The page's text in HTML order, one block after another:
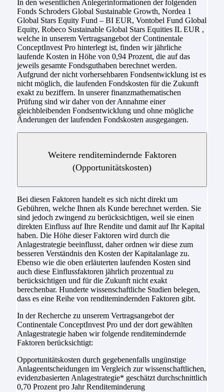
In den wesentlichen Anlegerinformationen der folgenden
Fonds Schroders Global Sustainable Growth, Nordea 1
Global Stars Equity Fund – BI EUR, Vontobel Fund Global
Equity, Robeco Sustainable Global Stars Equities IL EUR ,
welche in unserem Vertragsangebot der Continentale
ConceptInvest Pro hinterlegt ist, finden wir jährliche
laufende Kosten in Höhe von 0,94 Prozent, die auf das
jeweils gesamte Fondsguthaben berechnet werden.
Aufgrund der nicht vorhersehbaren Fondsentwicklung ist es
nicht möglich, die laufenden Fondskosten für die Zukunft
exakt zu beziffern. In unserer finanzmathematischen
Prüfung sind wir daher von der Annahme einer
gleichbleibenden Fondsentwicklung und ohne mögliche
Änderungen der laufenden Fondskosten ausgegangen.
Weitere renditemindernde Faktoren
(Opportunitätskosten)
Bei diesen Faktoren handelt es sich nicht direkt um
Gebühren, welche Ihnen als Kunde berechnet werden. Sie
sind jedoch zwingend zu berücksichtigen, weil sie einen
direkten Einfluss auf Ihre Rendite und damit auf Ihr Kapital
haben. Die Höhe dieser Faktoren wird durch die
Anlagestrategie beeinflusst, daher ordnen wir diese zum
besseren Verständnis den Kosten der Kapitalanlage zu.
Ebenso wie die oben erläuterten laufenden Kosten sind
auch diese Einflussfaktoren jährlich prozentual zu
berücksichtigen und für die Zukunft nicht exakt
berechenbar. Hunderte wissenschaftliche Studien belegen,
dass es eine Reihe von renditemindernden Faktoren gibt.
In der Recherche zu unserem Vertragsangebot der
Continentale ConceptInvest Pro und der dort gewählten
Anlagestrategie haben wir folgende renditemindernde
Faktoren berücksichtigt:
Opportunitätskosten durch gegebenenfalls ungünstige
Anlageentscheidungen im Vergleich zur wissenschaftlichen,
evidenzbasierten Anlagestrategie* geschätzt durchschnittlich
0,70 Prozent pro Jahr Renditeminderung